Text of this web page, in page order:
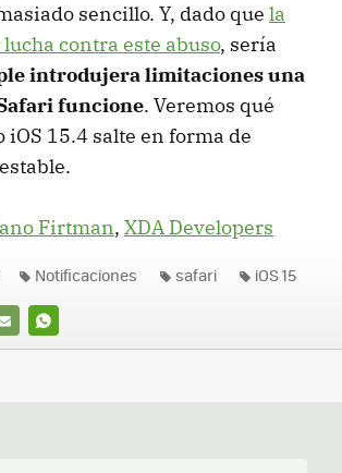
sencillo. Y, dado que la
contra este abuso, sería
introdujera limitaciones una
funcione. Veremos qué
iOS 15.4 salte en forma de
Firtman, XDA Developers
WHATSAPP
Notificaciones safari iOS 15